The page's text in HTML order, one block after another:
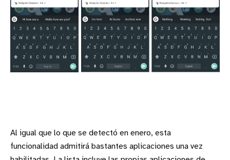
Al igual que lo que se detectó en enero, esta
funcionalidad admitirá bastantes aplicaciones una vez